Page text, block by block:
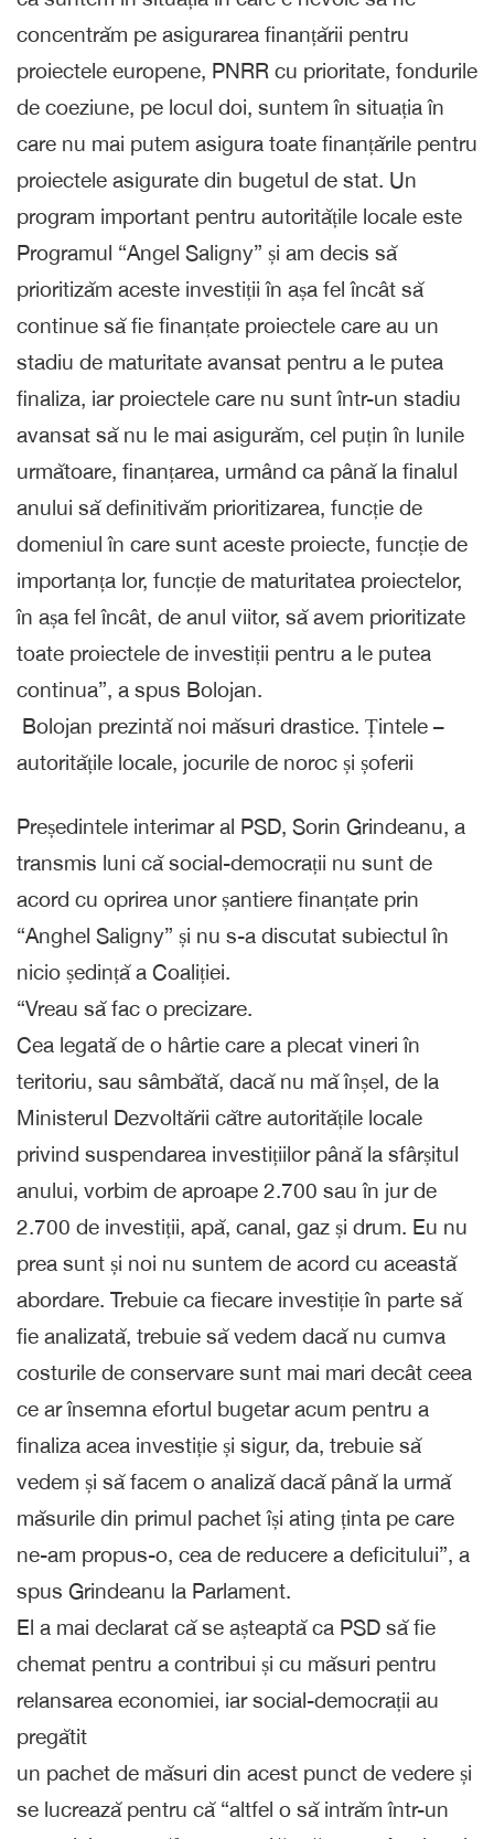
concentrăm pe asigurarea finanțării pentru
proiectele europene, PNRR cu prioritate, fondurile
de coeziune, pe locul doi, suntem în situația în
care nu mai putem asigura toate finanțările pentru
proiectele asigurate din bugetul de stat. Un
program important pentru autoritățile locale este
Programul “Angel Saligny” și am decis să
prioritizăm aceste investiții în așa fel încât să
continue să fie finanțate proiectele care au un
stadiu de maturitate avansat pentru a le putea
finaliza, iar proiectele care nu sunt într-un stadiu
avansat să nu le mai asigurăm, cel puțin în lunile
următoare, finanțarea, urmând ca până la finalul
anului să definitivăm prioritizarea, funcție de
domeniul în care sunt aceste proiecte, funcție de
importanța lor, funcție de maturitatea proiectelor,
în așa fel încât, de anul viitor, să avem prioritizate
toate proiectele de investiții pentru a le putea
continua”, a spus Bolojan.
Bolojan prezintă noi măsuri drastice. Țintele –
autoritățile locale, jocurile de noroc și șoferii
Președintele interimar al PSD, Sorin Grindeanu, a
transmis luni că social-democrații nu sunt de
acord cu oprirea unor șantiere finanțate prin
“Anghel Saligny” și nu s-a discutat subiectul în
nicio ședință a Coaliției.
“Vreau să fac o precizare.
Cea legată de o hârtie care a plecat vineri în
teritoriu, sau sâmbătă, dacă nu mă înșel, de la
Ministerul Dezvoltării către autoritățile locale
privind suspendarea investițiilor până la sfârșitul
anului, vorbim de aproape 2.700 sau în jur de
2.700 de investiții, apă, canal, gaz și drum. Eu nu
prea sunt și noi nu suntem de acord cu această
abordare. Trebuie ca fiecare investiție în parte să
fie analizată, trebuie să vedem dacă nu cumva
costurile de conservare sunt mai mari decât ceea
ce ar însemna efortul bugetar acum pentru a
finaliza acea investiție și sigur, da, trebuie să
vedem și să facem o analiză dacă până la urmă
măsurile din primul pachet își ating ținta pe care
ne-am propus-o, cea de reducere a deficitului”, a
spus Grindeanu la Parlament.
El a mai declarat că se așteaptă ca PSD să fie
chemat pentru a contribui și cu măsuri pentru
relansarea economiei, iar social-democrații au
pregătit
un pachet de măsuri din acest punct de vedere și
se lucrează pentru că “altfel o să intrăm într-un